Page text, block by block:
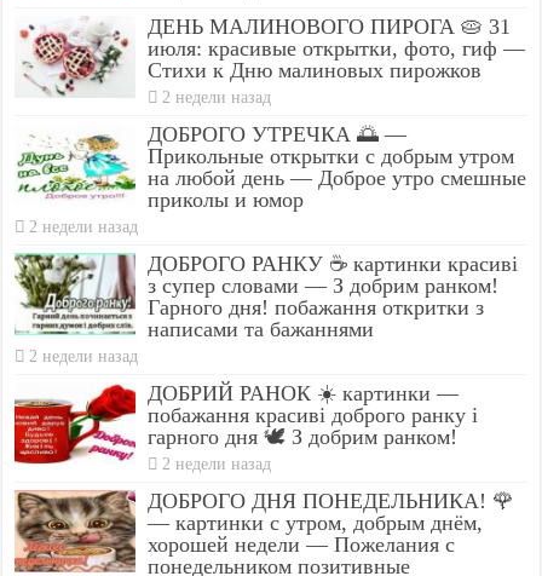
ДЕНЬ МАЛИНОВОГО ПИРОГА 🥧 31
июля: красивые открытки, фото, гиф —
Стихи к Дню малиновых пирожков
2 недели назад
ДОБРОГО УТРЕЧКА 🌅 —
Прикольные открытки с добрым утром
на любой день — Доброе утро смешные
приколы и юмор
2 недели назад
ДОБРОГО РАНКУ ☕ картинки красиві
з супер словами — З добрим ранком!
Гарного дня! побажання откритки з
написами та бажаннями
2 недели назад
ДОБРИЙ РАНОК ☀️ картинки —
побажання красиві доброго ранку і
гарного дня 🕊️ З добрим ранком!
2 недели назад
ДОБРОГО ДНЯ ПОНЕДЕЛЬНИКА! 🌹
— картинки с утром, добрым днём,
хорошей недели — Пожелания с
понедельником позитивные